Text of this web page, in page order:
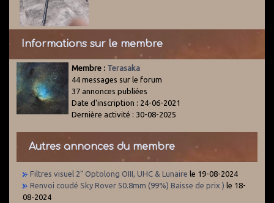
Informations sur le membre
Membre : Terasaka
44 messages sur le forum
37 annonces publiées
Date d'inscription : 24-06-2021
Dernière activité : 30-08-2025
Autres annonces du membre
Filtres visuel 2" Optolong OIII, UHC & Lunaire le 19-08-2024
Renvoi coudé Sky Rover 50.8mm (99%) Baisse de prix ) le 18-
08-2024